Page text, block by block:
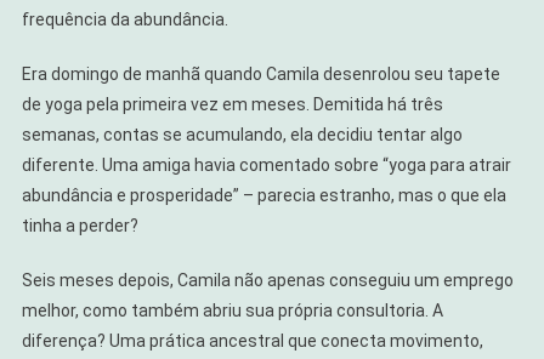
frequência da abundância.
Era domingo de manhã quando Camila desenrolou seu tapete
de yoga pela primeira vez em meses. Demitida há três
semanas, contas se acumulando, ela decidiu tentar algo
diferente. Uma amiga havia comentado sobre “yoga para atrair
abundância e prosperidade” – parecia estranho, mas o que ela
tinha a perder?
Seis meses depois, Camila não apenas conseguiu um emprego
melhor, como também abriu sua própria consultoria. A
diferença? Uma prática ancestral que conecta movimento,